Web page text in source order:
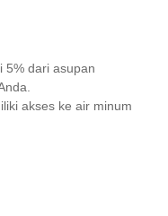
5% dari asupan
akses ke air minum